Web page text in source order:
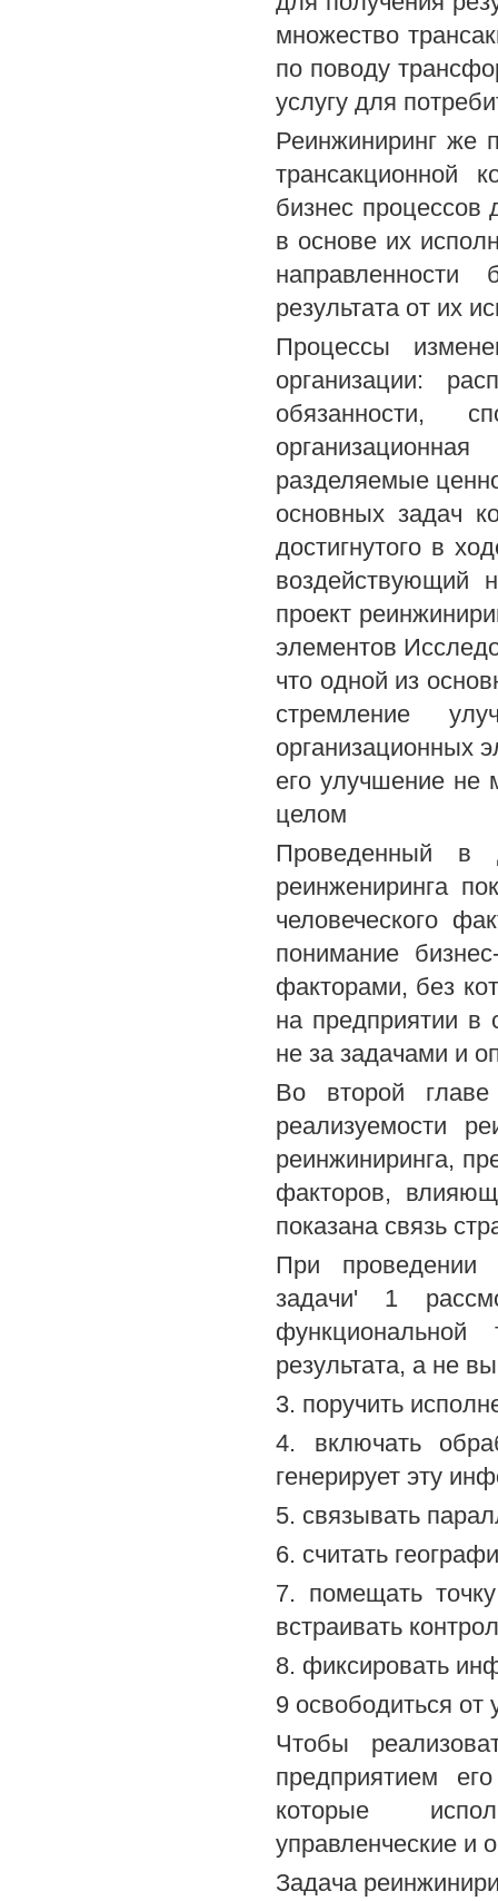
множество
по поводу
услугу для
Реинжиниринг же
трансакционной
бизнес
в основе их
направленности
результата от их
Процессы
организации:
обязанности,
разделяемые
основных задач
достигнутого в
воздействующий
проект
элементов
что одной из
стремление
организационных
его улучшение не
целом
Проведенный в
реинжениринга
человеческого
понимание
факторами, без
на предприятии в
не за задачами и
Во второй главе
реализуемости
реинжиниринга,
факторов,
показана связь
При проведении
задачи' 1
результата, а не
3. поручить
4. включать
генерирует эту
5. связывать
6. считать
7. помещать
встраивать
8. фиксировать
9 освободиться от
Чтобы
предприятием
которые
управленческие и
Задача